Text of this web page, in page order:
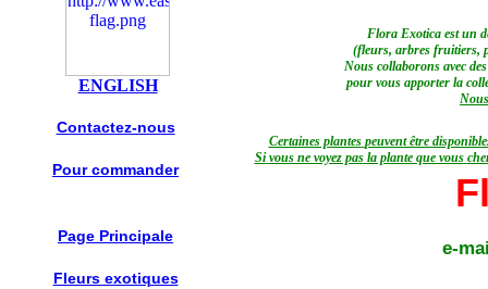
ENGLISH
Contactez-nous
Pour commander
Page Principale
Fleurs exotiques
Flora Exotica est un
(fleurs, arbres fruitiers,
Nous collaborons avec
pour vous apporter la
Certaines plantes peuvent être
Si vous ne voyez pas la plante que vous
e-